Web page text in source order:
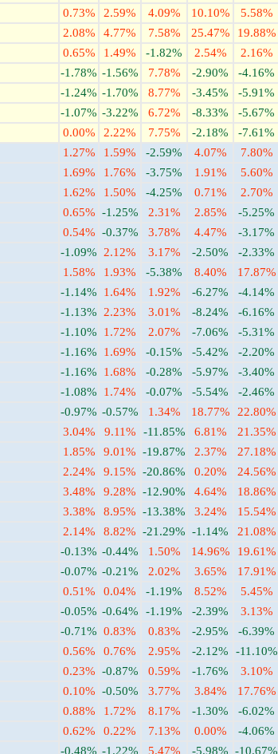
0.73% 2.59% 4.09% 10.10% 5.58%
2.08% 4.77% 7.58% 25.47% 19.88%
0.65% 1.49% -1.82% 2.54% 2.16%
-1.78% -1.56% 7.78% -2.90% -4.16%
-1.24% -1.70% 8.77% -3.45% -5.91%
-1.07% -3.22% 6.72% -8.33% -5.67%
0.00% 2.22% 7.75% -2.18% -7.61%
1.27% 1.59% -2.59% 4.07% 7.80%
1.69% 1.76% -3.75% 1.91% 5.60%
1.62% 1.50% -4.25% 0.71% 2.70%
0.65% -1.25% 2.31% 2.85% -5.25%
0.54% -0.37% 3.78% 4.47% -3.17%
-1.09% 2.12% 3.17% -2.50% -2.33%
1.58% 1.93% -5.38% 8.40% 17.87%
-1.14% 1.64% 1.92% -6.27% -4.14%
-1.13% 2.23% 3.01% -8.24% -6.16%
-1.10% 1.72% 2.07% -7.06% -5.31%
-1.16% 1.69% -0.15% -5.42% -2.20%
-1.16% 1.68% -0.28% -5.97% -3.40%
-1.08% 1.74% -0.07% -5.54% -2.46%
-0.97% -0.57% 1.34% 18.77% 22.80%
3.04% 9.11% -11.85% 6.81% 21.35%
1.85% 9.01% -19.87% 2.37% 27.18%
2.24% 9.15% -20.86% 0.20% 24.56%
3.48% 9.28% -12.90% 4.64% 18.86%
3.38% 8.95% -13.38% 3.24% 15.54%
2.14% 8.82% -21.29% -1.14% 21.08%
-0.13% -0.44% 1.50% 14.96% 19.61%
-0.07% -0.21% 2.02% 3.65% 17.91%
0.51% 0.04% -1.19% 8.52% 5.45%
-0.05% -0.64% -1.19% -2.39% 3.13%
-0.71% 0.83% 0.83% -2.95% -6.39%
0.56% 0.76% 2.95% -2.12% -11.10%
0.23% -0.87% 0.59% -1.76% 3.10%
0.10% -0.50% 3.77% 3.84% 17.76%
0.88% 1.72% 8.17% -1.30% -6.02%
0.62% 0.22% 7.13% 0.00% -4.06%
-0.48% -1.22% 5.47% -5.98% -10.67%